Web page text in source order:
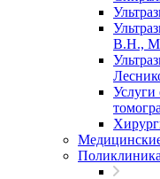
В.Н.,
Услуги